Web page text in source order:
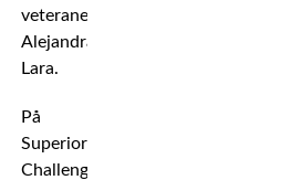
veteranen
Alejandra
Lara.
På
Superior
Challenge